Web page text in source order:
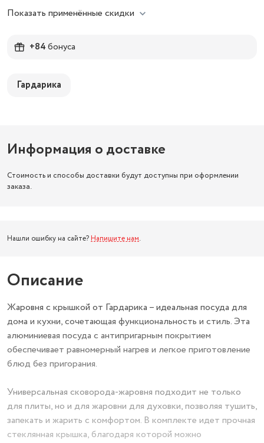
Показать применённые скидки
+84бонуса
Гардарика
Информация о доставке
Стоимость и способы доставки будут доступны при оформлении
заказа.
Нашли ошибку на сайте? Напишите нам.
Описание
Жаровня с крышкой от Гардарика – идеальная посуда для
дома и кухни, сочетающая функциональность и стиль. Эта
алюминиевая посуда с антипригарным покрытием
обеспечивает равномерный нагрев и легкое приготовление
блюд без пригорания.
Универсальная сковорода-жаровня подходит не только
для плиты, но и для жаровни для духовки, позволяя тушить,
запекать и жарить с комфортом. В комплекте идет прочная
стеклянная крышка, благодаря которой можно